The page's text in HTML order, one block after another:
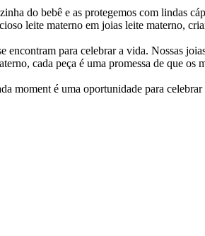
do bebê e as protegemos com lindas
leite materno em joias leite materno,
para celebrar a vida. Nossas
cada peça é uma promessa de que os
é uma oportunidade para